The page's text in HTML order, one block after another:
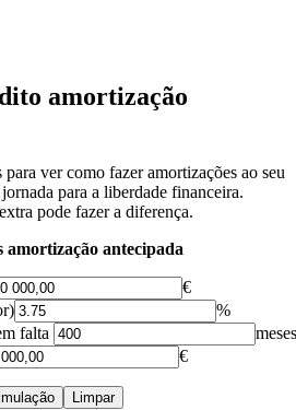
amortização
ver como fazer amortizações ao seu
para a liberdade financeira.
pode fazer a diferença.
amortização antecipada
€
%
falta
meses
€
Limpar